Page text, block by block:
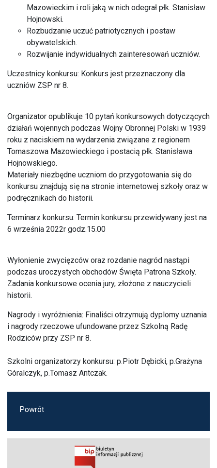
Mazowieckim i roli jaką w nich odegrał płk. Stanisław
Hojnowski.
Rozbudzanie uczuć patriotycznych i postaw
obywatelskich.
Rozwijanie indywidualnych zainteresowań uczniów.
Uczestnicy konkursu: Konkurs jest przeznaczony dla
uczniów ZSP nr 8.
Organizator opublikuje 10 pytań konkursowych dotyczących
działań wojennych podczas Wojny Obronnej Polski w 1939
roku z naciskiem na wydarzenia związane z regionem
Tomaszowa Mazowieckiego i postacią płk. Stanisława
Hojnowskiego.
Materiały niezbędne uczniom do przygotowania się do
konkursu znajdują się na stronie internetowej szkoły oraz w
podręcznikach do historii.
Terminarz konkursu: Termin konkursu przewidywany jest na
6 września 2022r godz.15.00
Wyłonienie zwycięzców oraz rozdanie nagród nastąpi
podczas uroczystych obchodów Święta Patrona Szkoły.
Zadania konkursowe ocenia jury, złożone z nauczycieli
historii.
Nagrody i wyróżnienia: Finaliści otrzymują dyplomy uznania
i nagrody rzeczowe ufundowane przez Szkolną Radę
Rodziców przy ZSP nr 8.
Szkolni organizatorzy konkursu: p.Piotr Dębicki, p.Grażyna
Góralczyk, p.Tomasz Antczak.
Powrót